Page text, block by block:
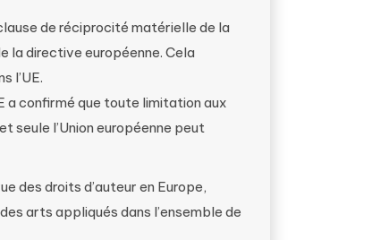
de réciprocité matérielle de la
la directive européenne. Cela
l’UE.
a confirmé que toute limitation aux
l’Union européenne peut
des droits d’auteur en Europe,
arts appliqués dans l’ensemble de